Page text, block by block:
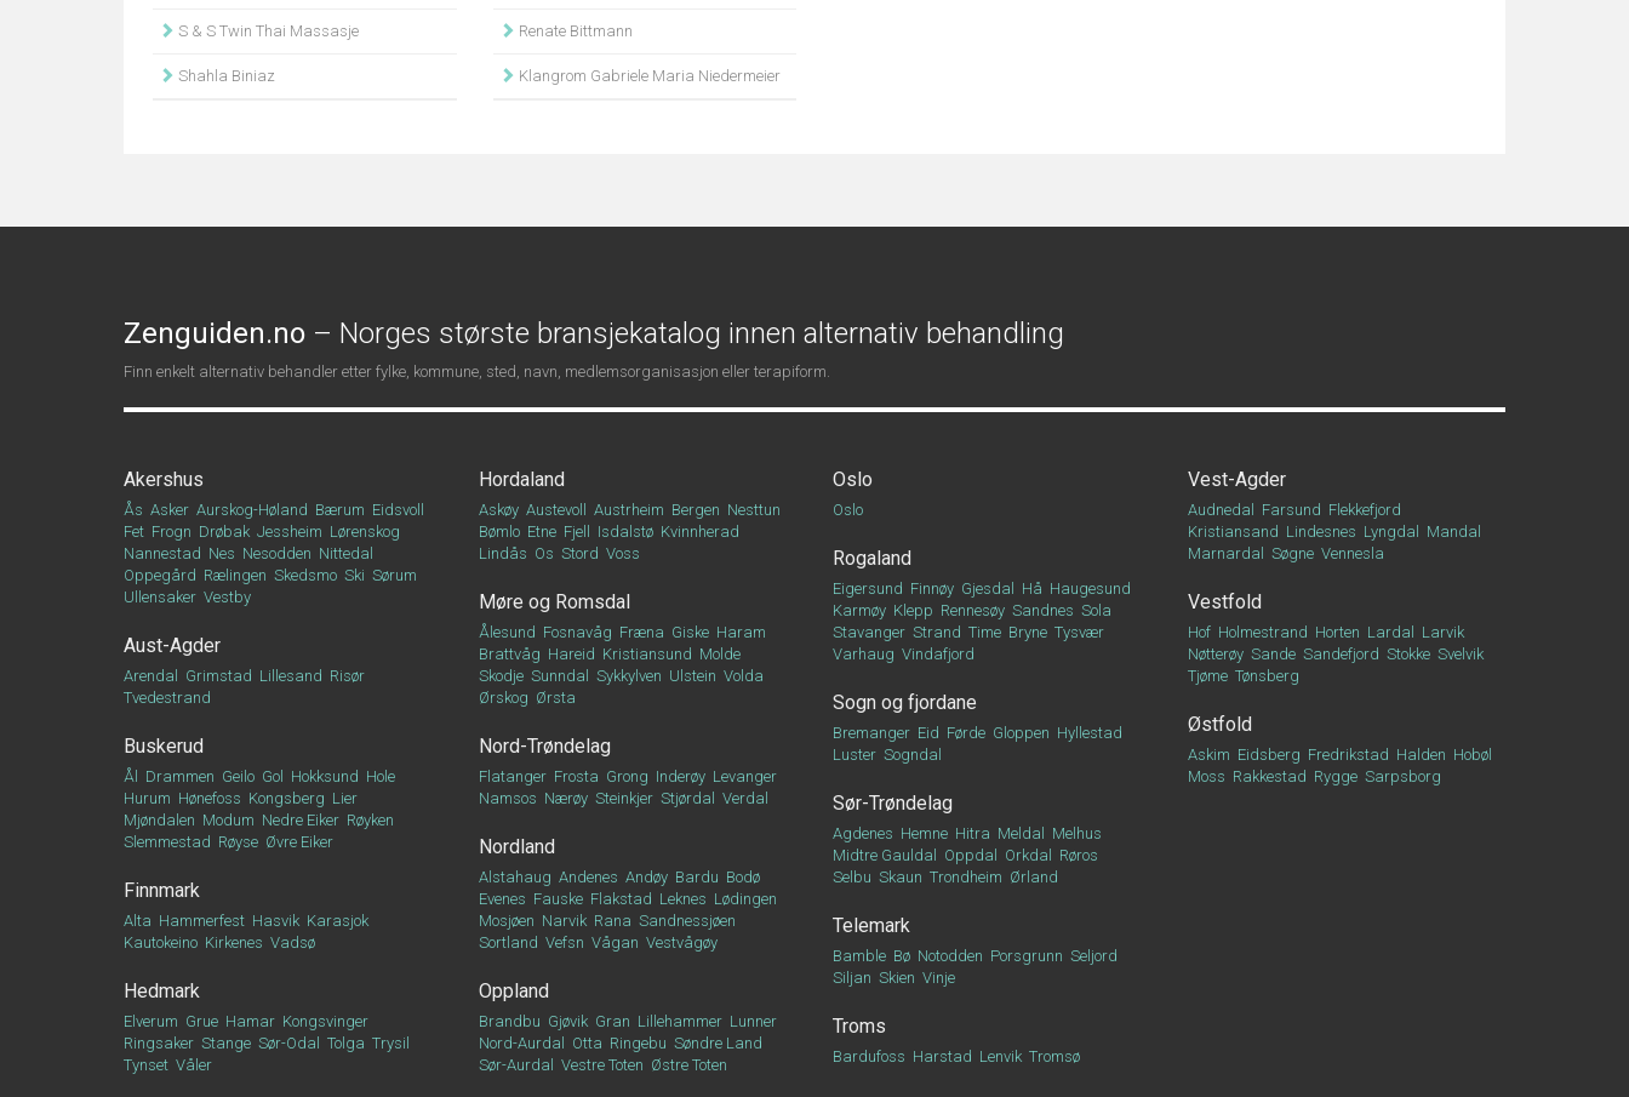
S & S Twin Thai Massasje
Shahla Biniaz
Renate Bittmann
Klangrom Gabriele Maria Niedermeier
Zenguiden.no – Norges største bransjekatalog innen alternativ behandling
Finn enkelt alternativ behandler etter fylke, kommune, sted, navn, medlemsorganisasjon eller terapiform.
Akershus
Ås Asker Aurskog-Høland Bærum Eidsvoll
Fet Frogn Drøbak Jessheim Lørenskog
Nannestad Nes Nesodden Nittedal
Oppegård Rælingen Skedsmo Ski Sørum
Ullensaker Vestby
Aust-Agder
Arendal Grimstad Lillesand Risør
Tvedestrand
Buskerud
Ål Drammen Geilo Gol Hokksund Hole
Hurum Hønefoss Kongsberg Lier
Mjøndalen Modum Nedre Eiker Røyken
Slemmestad Røyse Øvre Eiker
Finnmark
Alta Hammerfest Hasvik Karasjok
Kautokeino Kirkenes Vadsø
Hedmark
Elverum Grue Hamar Kongsvinger
Ringsaker Stange Sør-Odal Tolga Trysil
Tynset Våler
Hordaland
Askøy Austevoll Austrheim Bergen Nesttun
Bømlo Etne Fjell Isdalstø Kvinnherad
Lindås Os Stord Voss
Møre og Romsdal
Ålesund Fosnavåg Fræna Giske Haram
Brattvåg Hareid Kristiansund Molde
Skodje Sunndal Sykkylven Ulstein Volda
Ørskog Ørsta
Nord-Trøndelag
Flatanger Frosta Grong Inderøy Levanger
Namsos Nærøy Steinkjer Stjørdal Verdal
Nordland
Alstahaug Andenes Andøy Bardu Bodø
Evenes Fauske Flakstad Leknes Lødingen
Mosjøen Narvik Rana Sandnessjøen
Sortland Vefsn Vågan Vestvågøy
Oppland
Brandbu Gjøvik Gran Lillehammer Lunner
Nord-Aurdal
Otta Ringebu Søndre Land
Sør-Aurdal
Vestre Toten Østre Toten
Oslo
Oslo
Rogaland
Eigersund Finnøy Gjesdal Hå Haugesund
Karmøy Klepp Rennesøy Sandnes Sola
Stavanger Strand Time Bryne Tysvær
Varhaug Vindafjord
Sogn og fjordane
Bremanger Eid Førde Gloppen Hyllestad
Luster Sogndal
Sør-Trøndelag
Agdenes Hemne Hitra Meldal
Melhus
Midtre Gauldal
Oppdal Orkdal
Røros
Selbu Skaun Trondheim Ørland
Telemark
Bamble Bø Notodden Porsgrunn Seljord
Siljan Skien Vinje
Troms
Bardufoss Harstad Lenvik Tromsø
Vest-Agder
Audnedal Farsund Flekkefjord
Kristiansand Lindesnes Lyngdal
Mandal
Marnardal
Søgne Vennesla
Vestfold
Hof Holmestrand Horten Lardal
Larvik
Nøtterøy Sande Sandefjord Stokke Svelvik
Tjøme Tønsberg
Østfold
Askim Eidsberg Fredrikstad Halden Hobøl
Moss Rakkestad Rygge Sarpsborg